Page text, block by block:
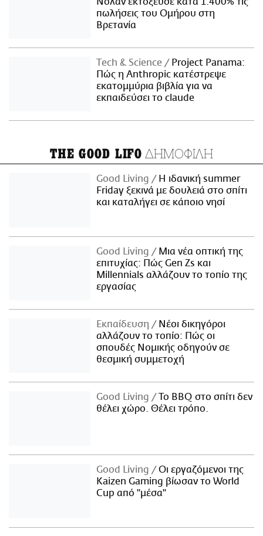
πωλήσεις του Ομήρου στη
Βρετανία
Τech & Science
Project Panama:
Πώς η Anthropic κατέστρεψε
εκατομμύρια βιβλία για να
εκπαιδεύσει το claude
THE GOOD LIFO ΔΗΜΟΦΙΛΗ
Good Living
Η ιδανική summer
Friday ξεκινά με δουλειά στο σπίτι
και καταλήγει σε κάποιο νησί
Good Living
Μια νέα οπτική της
επιτυχίας: Πώς Gen Zs και
Millennials αλλάζουν το τοπίο της
εργασίας
Εκπαίδευση
Νέοι δικηγόροι
αλλάζουν το τοπίο: Πώς οι
σπουδές Νομικής οδηγούν σε
θεσμική συμμετοχή
Good Living
Το BBQ στο σπίτι δεν
θέλει χώρο. Θέλει τρόπο.
Good Living
Οι εργαζόμενοι της
Kaizen Gaming βίωσαν το World
Cup από "μέσα"